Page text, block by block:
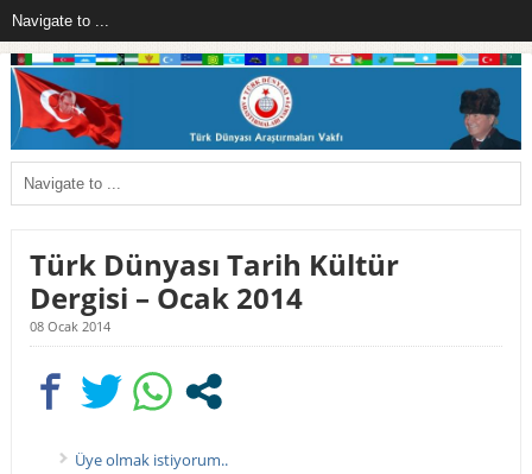
Türk Dünyası Tarih Kültür
Dergisi – Ocak 2014
08 Ocak 2014
Üye olmak istiyorum..